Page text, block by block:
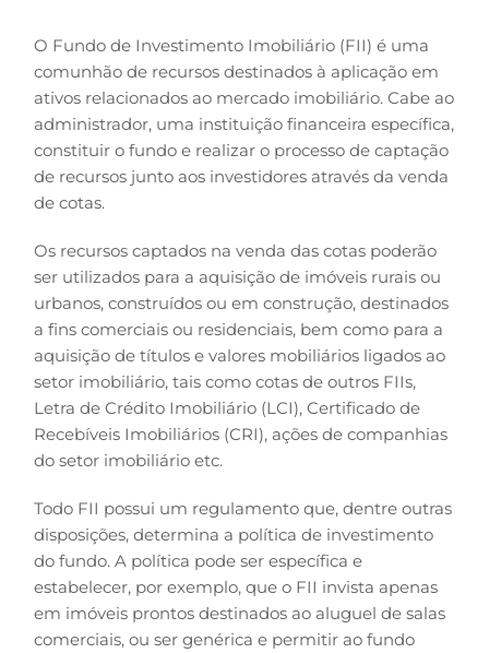
O Fundo de Investimento Imobiliário (FII) é uma
comunhão de recursos destinados à aplicação em
ativos relacionados ao mercado imobiliário. Cabe ao
administrador, uma instituição financeira específica,
constituir o fundo e realizar o processo de captação
de recursos junto aos investidores através da venda
de cotas.
Os recursos captados na venda das cotas poderão
ser utilizados para a aquisição de imóveis rurais ou
urbanos, construídos ou em construção, destinados
a fins comerciais ou residenciais, bem como para a
aquisição de títulos e valores mobiliários ligados ao
setor imobiliário, tais como cotas de outros FIIs,
Letra de Crédito Imobiliário (LCI), Certificado de
Recebíveis Imobiliários (CRI), ações de companhias
do setor imobiliário etc.
Todo FII possui um regulamento que, dentre outras
disposições, determina a política de investimento
do fundo. A política pode ser específica e
estabelecer, por exemplo, que o FII invista apenas
em imóveis prontos destinados ao aluguel de salas
comerciais, ou ser genérica e permitir ao fundo